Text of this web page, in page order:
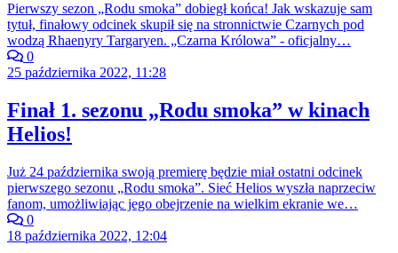
Pierwszy sezon „Rodu smoka” dobiegł końca! Jak wskazuje sam
tytuł, finałowy odcinek skupił się na stronnictwie Czarnych pod
wodzą Rhaenyry Targaryen. „Czarna Królowa” - oficjalny…
0
25 października 2022, 11:28
Finał 1. sezonu „Rodu smoka” w kinach
Helios!
Już 24 października swoją premierę będzie miał ostatni odcinek
pierwszego sezonu „Rodu smoka”. Sieć Helios wyszła naprzeciw
fanom, umożliwiając jego obejrzenie na wielkim ekranie we…
0
18 października 2022, 12:04